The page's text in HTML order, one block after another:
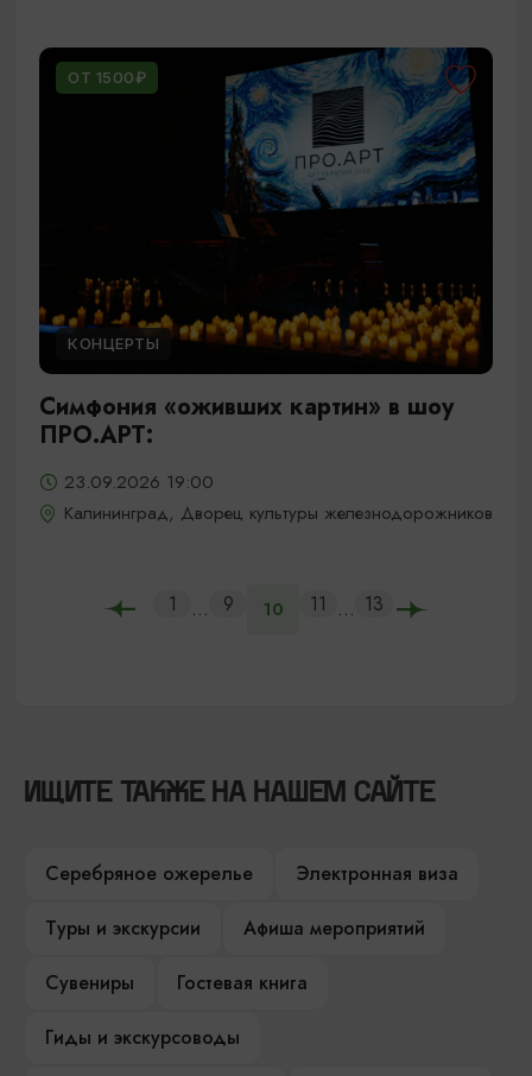
ОТ 1500₽
КОНЦЕРТЫ
Симфония «оживших картин» в шоу
ПРО.АРТ:
23.09.2026 19:00
Калининград, Дворец культуры железнодорожников
1 ... 9 10 11 ... 13
ИЩИТЕ ТАКЖЕ НА НАШЕМ САЙТЕ
Серебряное ожерелье
Электронная виза
Туры и экскурсии
Афиша мероприятий
Сувениры
Гостевая книга
Гиды и экскурсоводы